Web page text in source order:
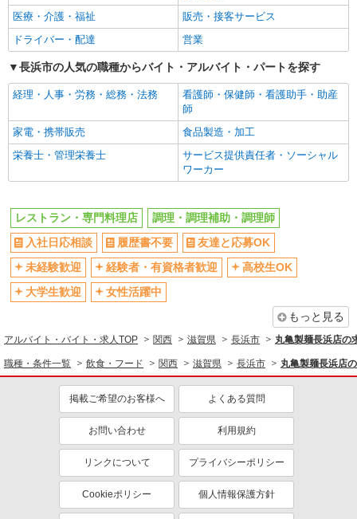
車通勤OK
扶養内勤務OK
交通費支給
社会保険あり
まかない・食事補助
社員登用あり
医療・介護・福祉
販売・接客サービス
ドライバー・配達
営業
長浜市の人気の職種からバイト・アルバイト・パートを探す
経理・人事・労務・総務・法務
看護師・保健師・看護助手・助産
師
家電・携帯販売
食品製造・加工
栄養士・管理栄養士
サービス提供責任者・ソーシャル
ワーカー
レストラン・専門料理店
調理・調理補助・調理師
入社日応相談
履歴書不要
友達と応募OK
未経験歓迎
経験者・有資格者歓迎
高校生OK
大学生歓迎
女性活躍中
もっと見る
アルバイト・バイト・求人TOP 関西 滋賀県 長浜市 丸亀製麺長浜店の
職種・条件一覧 飲食・フード 関西 滋賀県 長浜市 丸亀製麺長浜店
掲載ご希望のお客様へ よくある質問
お問い合わせ 利用規約
リンクについて プライバシーポリシー
Cookieポリシー 個人情報保護方針